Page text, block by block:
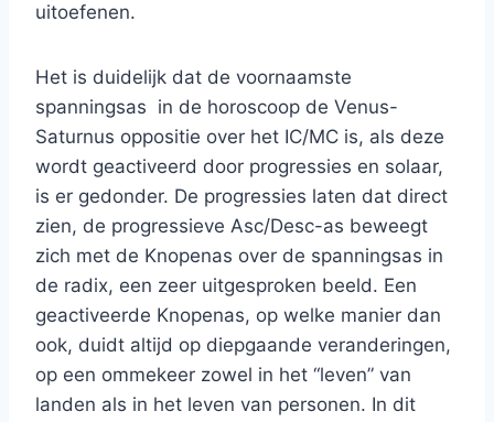
uitoefenen.
Het is duidelijk dat de voornaamste
spanningsas in de horoscoop de Venus-
Saturnus oppositie over het IC/MC is, als deze
wordt geactiveerd door progressies en solaar,
is er gedonder. De progressies laten dat direct
zien, de progressieve Asc/Desc-as beweegt
zich met de Knopenas over de spanningsas in
de radix, een zeer uitgesproken beeld. Een
geactiveerde Knopenas, op welke manier dan
ook, duidt altijd op diepgaande veranderingen,
op een ommekeer zowel in het “leven” van
landen als in het leven van personen. In dit